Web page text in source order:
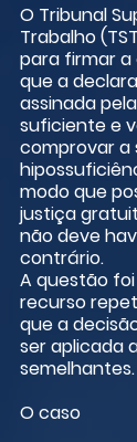
O Tribunal
Trabalho
para firmar
que a
assinada
suficiente e
comprovar a
modo que
justiça
não deve
contrário.
A questão
recurso
que a
ser aplicada
semelhantes.
O caso